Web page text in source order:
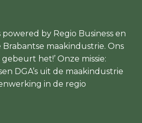
powered by Regio Business en
Brabantse maakindustrie. Ons
het!’ Onze missie:
DGA’s uit de maakindustrie
in de regio